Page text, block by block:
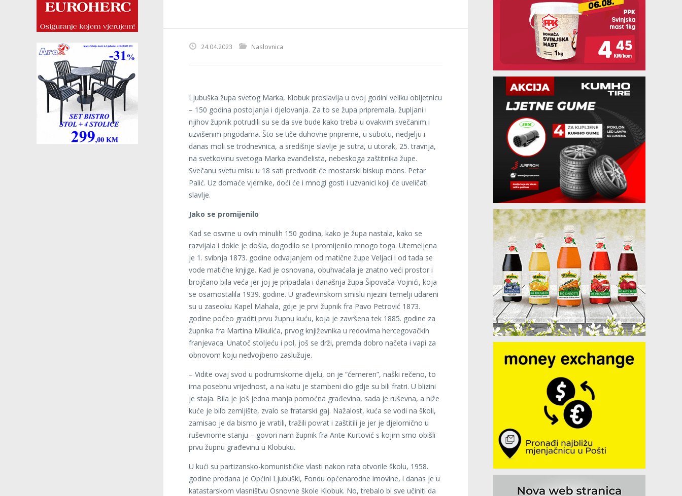
24.04.2023 Naslovnica
Ljubuška župa svetog Marka, Klobuk proslavlja u ovoj godini veliku obljetnicu
– 150 godina postojanja i djelovanja. Za to se župa pripremala, župljani i
njihov župnik potrudili su se da sve bude kako treba u ovakvim svečanim i
uzvišenim prigodama. Što se tiče duhovne pripreme, u subotu, nedjelju i
danas moli se trodnevnica, a središnje slavlje je sutra, u utorak, 25. travnja,
na svetkovinu svetoga Marka evanđelista, nebeskoga zaštitnika župe.
Svečanu svetu misu u 18 sati predvodit će mostarski biskup mons. Petar
Palić. Uz domaće vjernike, doći će i mnogi gosti i uzvanici koji će uveličati
slavlje.
Jako se promijenilo
Kad se osvrne u ovih minulih 150 godina, kako je župa nastala, kako se
razvijala i dokle je došla, dogodilo se i promijenilo mnogo toga. Utemeljena
je 1. svibnja 1873. godine odvajanjem od matične župe Veljaci i od tada se
vode matične knjige. Kad je osnovana, obuhvaćala je znatno veći prostor i
brojčano bila veća jer joj je pripadala i današnja župa Šipovača-Vojnići, koja
se osamostalila 1939. godine. U građevinskom smislu njezini temelji udareni
su u zaseoku Kapel Mahala, gdje je prvi župnik fra Pavo Petrović 1873.
godine počeo graditi prvu župnu kuću, koja je završena tek 1885. godine za
župnika fra Martina Mikulića, prvog književnika u redovima hercegovačkih
franjevaca. Unatoč stoljeću i pol, još se drži, premda dobro načeta i vapi za
obnovom koju nedvojbeno zaslužuje.
– Vidite ovaj svod u podrumskome dijelu, on je “ćemeren”, naški rečeno, to
ima posebnu vrijednost, a na katu je stambeni dio gdje su bili fratri. U blizini
je staja. Bila je još jedna manja pomoćna građevina, sada je ruševna, a niže
kuće je bilo zemljište, zvalo se fratarski gaj. Nažalost, kuća se vodi na školi,
zamisao je da bismo je vratili, tražili povrat i zaštitili je jer je djelomično u
ruševnome stanju – govori nam župnik fra Ante Kurtović s kojim smo obišli
prvu župnu građevinu u Klobuku.
U kući su partizansko-komunističke vlasti nakon rata otvorile školu, 1958.
godine prodana je Općini Ljubuški, Fondu općenarodne imovine, i danas je u
katastarskom vlasništvu Osnovne škole Klobuk. No, trebalo bi sve učiniti da